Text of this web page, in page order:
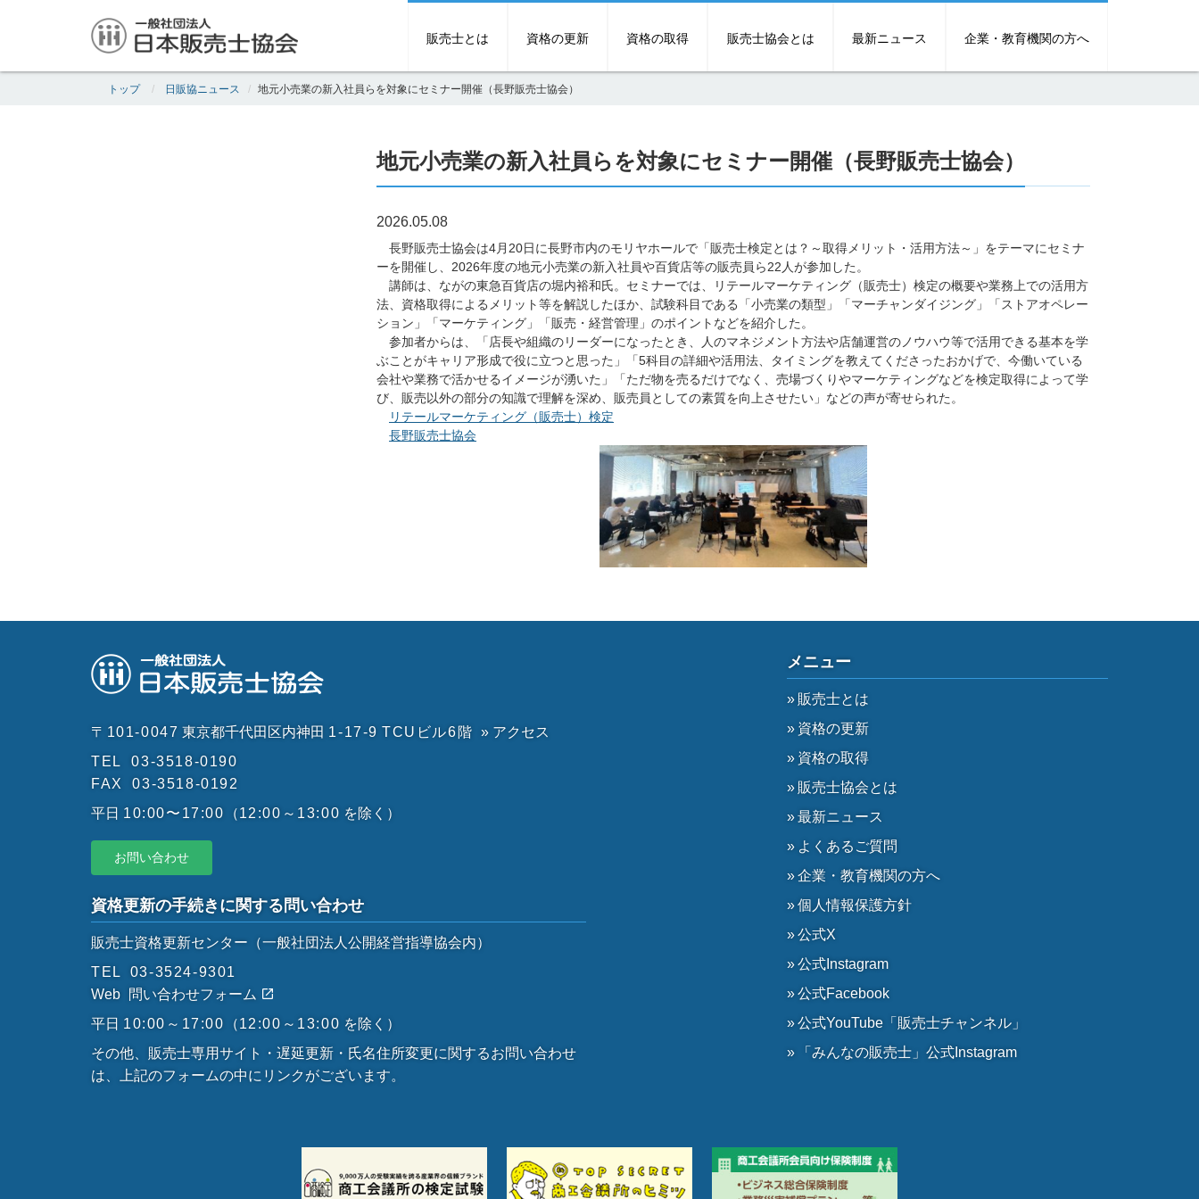
販売士とは 資格の更新 資格の取得 販売士協会とは 最新ニュース 企業・教育機関の方へ
トップ 日販協ニュース 地元小売業の新入社員らを対象にセミナー開催（長野販売士協会）
地元小売業の新入社員らを対象にセミナー開催（長野販売士協会）
2026.05.08
長野販売士協会は4月20日に長野市内のモリヤホールで「販売士検定とは？～取得メリット・活用方法～」をテーマにセミナ
ーを開催し、2026年度の地元小売業の新入社員や百貨店等の販売員ら22人が参加した。
講師は、ながの東急百貨店の堀内裕和氏。セミナーでは、リテールマーケティング（販売士）検定の概要や業務上での活用方
法、資格取得によるメリット等を解説したほか、試験科目である「小売業の類型」「マーチャンダイジング」「ストアオペレー
ション」「マーケティング」「販売・経営管理」のポイントなどを紹介した。
参加者からは、「店長や組織のリーダーになったとき、人のマネジメント方法や店舗運営のノウハウ等で活用できる基本を学
ぶことがキャリア形成で役に立つと思った」「5科目の詳細や活用法、タイミングを教えてくださったおかげで、今働いている
会社や業務で活かせるイメージが湧いた」「ただ物を売るだけでなく、売場づくりやマーケティングなどを検定取得によって学
び、販売以外の部分の知識で理解を深め、販売員としての素質を向上させたい」などの声が寄せられた。
リテールマーケティング（販売士）検定
長野販売士協会
〒101-0047 東京都千代田区内神田 1-17-9 TCUビル6階
» アクセス
TEL
03-3518-0190
FAX
03-3518-0192
平日 10:00〜17:00 （12:00～13:00 を除く）
お問い合わせ
資格更新の手続きに関する問い合わせ
販売士資格更新センター （一般社団法人公開経営指導協会内）
TEL
03-3524-9301
Web
問い合わせフォーム
平日 10:00～17:00 （12:00～13:00 を除く）
その他、販売士専用サイト・遅延更新・氏名住所変更に関するお問い合わせ
は、上記のフォームの中にリンクがございます。
メニュー
販売士とは
資格の更新
資格の取得
販売士協会とは
最新ニュース
よくあるご質問
企業・教育機関の方へ
個人情報保護方針
公式X
公式Instagram
公式Facebook
公式YouTube「販売士チャンネル」
「みんなの販売士」公式Instagram